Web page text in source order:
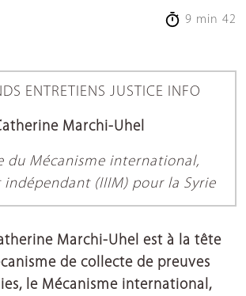
9 min 42
ENTRETIENS JUSTICE INFO
Marchi-Uhel
du Mécanisme international,
(IIIM) pour la Syrie
Marchi-Uhel est à la tête
de collecte de preuves
le Mécanisme international,